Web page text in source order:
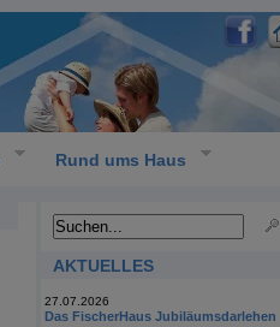
Rund ums Haus
AKTUELLES
27.07.2026
Das FischerHaus Jubiläumsdarlehen